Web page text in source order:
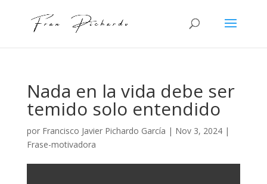
Nada en la vida debe ser
temido solo entendido
por Francisco Javier Pichardo García | Nov 3, 2024|
Frase-motivadora